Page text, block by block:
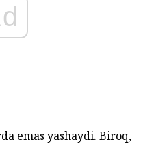
emas yashaydi. Biroq,